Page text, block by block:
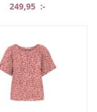
249,95 :-